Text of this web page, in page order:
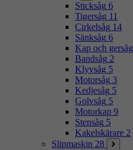
Sticksåg 6
Tigersåg 11
Cirkelsåg 14
Sänksåg 6
Kap och gersåg
Bandsåg 2
Klyvsåg 5
Motorsåg 3
Kedjesåg 5
Golvsåg 5
Motorkap 9
Stensåg 5
Kakelskärare 2
Slipmaskin 28